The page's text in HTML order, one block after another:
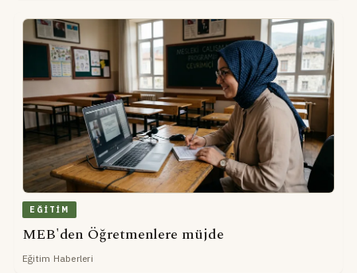
EĞITIM
MEB'den Öğretmenlere müjde
Eğitim Haberleri